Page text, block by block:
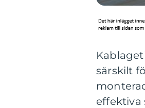
särskilt
effektiva